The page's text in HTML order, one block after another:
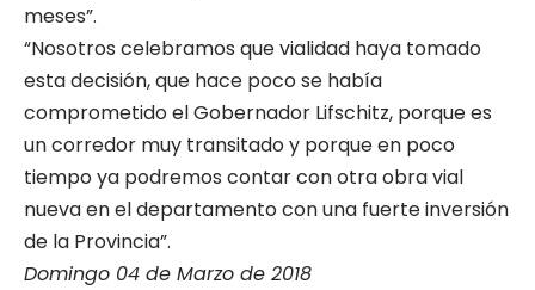
meses”.
“Nosotros celebramos que vialidad haya tomado
esta decisión, que hace poco se había
comprometido el Gobernador Lifschitz, porque es
un corredor muy transitado y porque en poco
tiempo ya podremos contar con otra obra vial
nueva en el departamento con una fuerte inversión
de la Provincia”.
Domingo 04 de Marzo de 2018